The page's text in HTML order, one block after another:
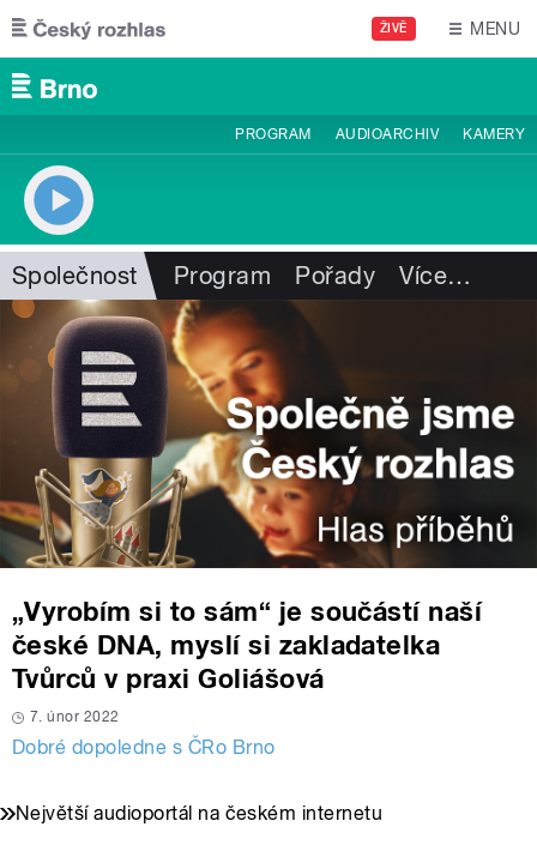
Přejít k hlavnímu obsahu
ŽIVĚ MENU
PROGRAM AUDIOARCHIV KAMERY
Společnost Program Pořady Více…
„Vyrobím si to sám“ je součástí naší
české DNA, myslí si zakladatelka
Tvůrců v praxi Goliášová
7. únor 2022
Dobré dopoledne s ČRo Brno
Největší audioportál na českém internetu